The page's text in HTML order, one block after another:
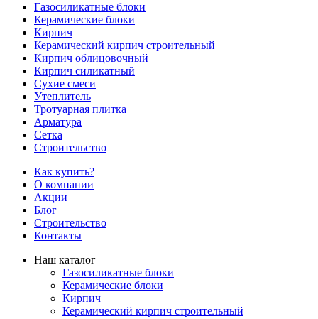
Газосиликатные блоки
Керамические блоки
Кирпич
Керамический кирпич строительный
Кирпич облицовочный
Кирпич силикатный
Сухие смеси
Утеплитель
Тротуарная плитка
Арматура
Сетка
Строительство
Как купить?
О компании
Акции
Блог
Строительство
Контакты
Наш каталог
Газосиликатные блоки
Керамические блоки
Кирпич
Керамический кирпич строительный